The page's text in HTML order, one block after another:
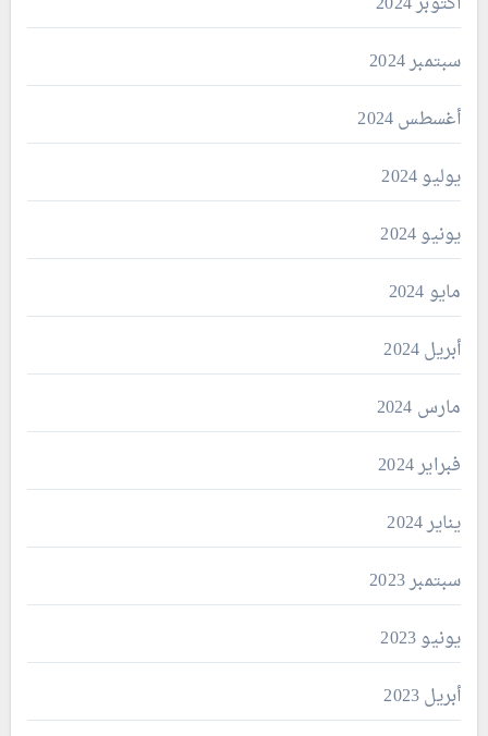
سبتمبر 2024
أغسطس 2024
يوليو 2024
يونيو 2024
مايو 2024
أبريل 2024
مارس 2024
فبراير 2024
يناير 2024
سبتمبر 2023
يونيو 2023
أبريل 2023